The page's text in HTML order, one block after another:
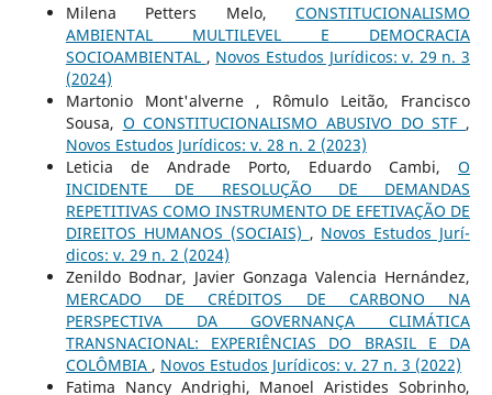
Milena Petters Melo,CONSTITUCIONALISMO
AMBIENTAL MULTILEVEL E DEMOCRACIA
SOCIOAMBIENTAL , Novos Estudos Jurí­dicos: v. 29 n. 3
(2024)
Martonio Mont'alverne , Rômulo Leitão, Francisco
Sousa, O CONSTITUCIONALISMO ABUSIVO DO STF ,
Novos Estudos Jurí­dicos: v. 28 n. 2 (2023)
Leticia de Andrade Porto, Eduardo Cambi,O
INCIDENTE DE RESOLUÇÃO DE DEMANDAS
REPETITIVAS COMO INSTRUMENTO DE EFETIVAÇÃO DE
DIREITOS HUMANOS (SOCIAIS) , Novos Estudos Jurí­
dicos: v. 29 n. 2 (2024)
Zenildo Bodnar, Javier Gonzaga Valencia Hernández,
MERCADO DE CRÉDITOS DE CARBONO NA
PERSPECTIVA DA GOVERNANÇA CLIMÁTICA
TRANSNACIONAL: EXPERIÊNCIAS DO BRASIL E DA
COLÔMBIA , Novos Estudos Jurí­dicos: v. 27 n. 3 (2022)
Fatima Nancy Andrighi, Manoel Aristides Sobrinho,